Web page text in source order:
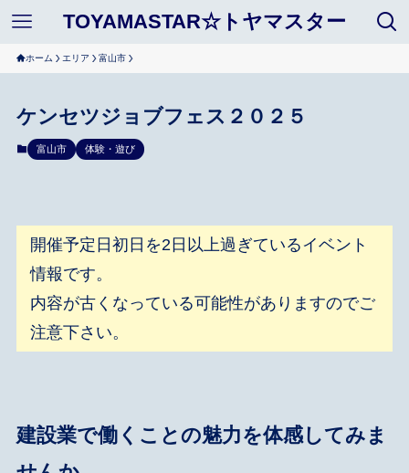
TOYAMASTAR☆トヤマスター
ホーム エリア 富山市
ケンセツジョブフェス２０２５
富山市 体験・遊び
開催予定日初日を2日以上過ぎているイベント
情報です。
内容が古くなっている可能性がありますのでご
注意下さい。
建設業で働くことの魅力を体感してみま